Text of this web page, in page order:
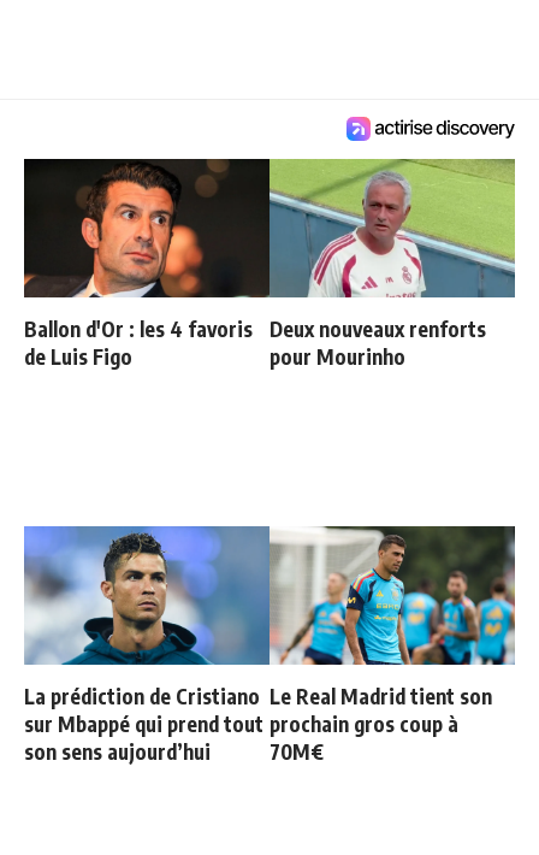
Ballon d'Or : les 4 favoris
de Luis Figo
Deux nouveaux renforts
pour Mourinho
La prédiction de Cristiano
sur Mbappé qui prend tout
son sens aujourd’hui
Le Real Madrid tient son
prochain gros coup à
70M€